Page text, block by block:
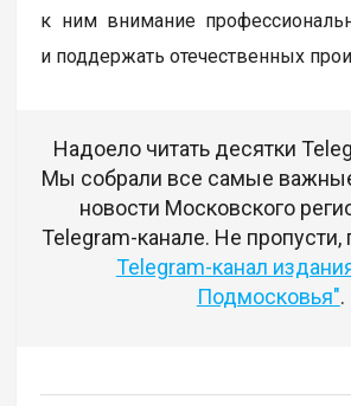
к ним внимание
и поддержать отечественных
Надоело читать десятки
Мы собрали все самые
новости Московского
Telegram-канале. Не
Telegram-канал
Подмосковья".